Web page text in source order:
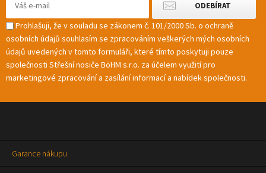
Prohlašuji, že v souladu se zákonem č. 101/2000 Sb. o ochraně
osobních údajů souhlasím se zpracováním veškerých mých osobních
údajů uvedených v tomto formuláři, které tímto poskytuji pouze
společnosti Střešní nosiče BöHM s.r.o. za účelem využití pro
marketingové zpracování a zasílání informací a nabídek společnosti.
Garance nákupu